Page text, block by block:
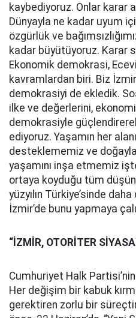
kaybediyoruz. Onlar karar
Dünyayla ne kadar uyum
özgürlük ve
kadar büyütüyoruz. Karar
Ekonomik demokrasi,
kavramlardan biri. Biz
demokrasiyi de ekledik.
ilke ve değerlerini,
demokrasiyle
ediyoruz. Yaşamın her
desteklememiz ve
yaşamını inşa etmemiz
ortaya koyduğu tüm
yüzyılın Türkiye’sinde daha
İzmir’de bunu yapmaya
“İZMİR, OTORİTER
Cumhuriyet Halk
Her değişim bir kabuk
gerektiren zorlu bir